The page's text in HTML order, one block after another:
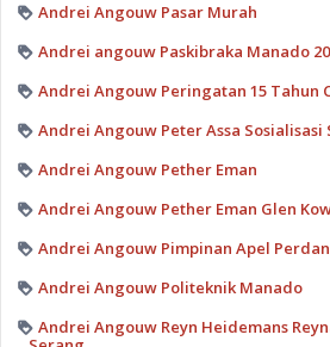
Andrei Angouw Pasar Murah
Andrei angouw Paskibraka Manado
Andrei Angouw Peringatan 15 Tahun
Andrei Angouw Peter Assa Sosialisasi
Andrei Angouw Pether Eman
Andrei Angouw Pether Eman Glen
Andrei Angouw Pimpinan Apel
Andrei Angouw Politeknik Manado
Andrei Angouw Reyn Heidemans